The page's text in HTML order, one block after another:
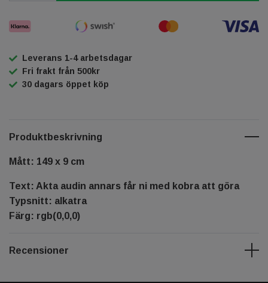
Leverans 1-4 arbetsdagar
Fri frakt från 500kr
30 dagars öppet köp
Produktbeskrivning
Mått: 149 x 9 cm
Text: Akta audin annars får ni med kobra att göra
Typsnitt: alkatra
Färg: rgb(0,0,0)
Recensioner